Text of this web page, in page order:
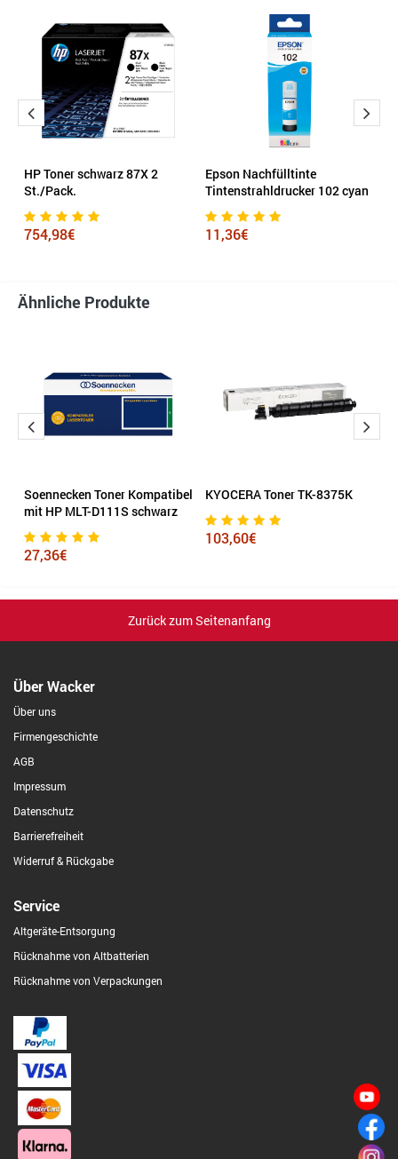
HP Toner schwarz 87X 2
St./Pack.
754,98€
Epson Nachfülltinte
Tintenstrahldrucker 102 cyan
11,36€
Ähnliche Produkte
Soennecken Toner Kompatibel
mit HP MLT-D111S schwarz
27,36€
KYOCERA Toner TK-8375K
103,60€
Zurück zum Seitenanfang
Über Wacker
Über uns
Firmengeschichte
AGB
Impressum
Datenschutz
Barrierefreiheit
Widerruf & Rückgabe
Service
Altgeräte-Entsorgung
Rücknahme von Altbatterien
Rücknahme von Verpackungen